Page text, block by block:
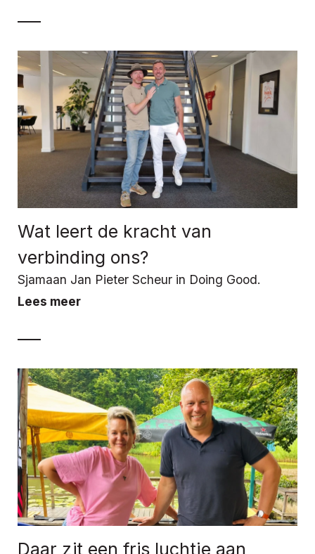
Wat leert de kracht van
verbinding ons?
Sjamaan Jan Pieter Scheur in Doing Good.
Lees meer
Daar zit een fris luchtje aan